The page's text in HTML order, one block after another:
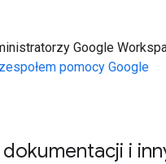
Google
pomocy Google
i